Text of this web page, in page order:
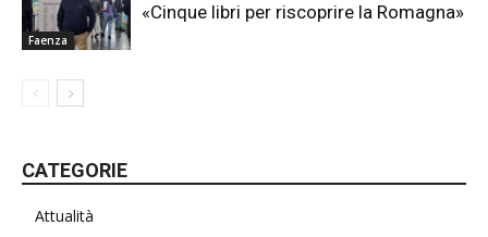
Faenza
«Cinque libri per riscoprire la Romagna»
CATEGORIE
Attualità